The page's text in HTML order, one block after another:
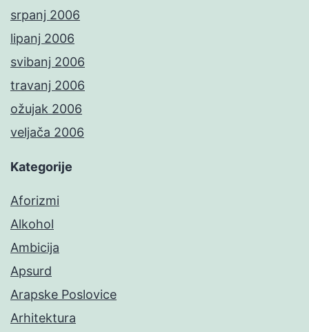
srpanj 2006
lipanj 2006
svibanj 2006
travanj 2006
ožujak 2006
veljača 2006
Kategorije
Aforizmi
Alkohol
Ambicija
Apsurd
Arapske Poslovice
Arhitektura